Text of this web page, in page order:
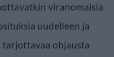
viranomaisia
uudelleen ja
tarjottavaa ohjausta